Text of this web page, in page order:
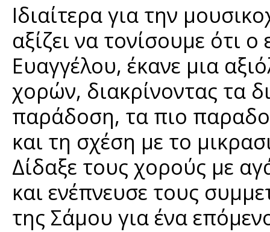
Ιδιαίτερα για την
αξίζει να τονίσουμε ότι
Ευαγγέλου, έκανε μια
χορών, διακρίνοντας τα
παράδοση, τα πιο
και τη σχέση με το
Δίδαξε τους χορούς με
και ενέπνευσε τους
της Σάμου για ένα